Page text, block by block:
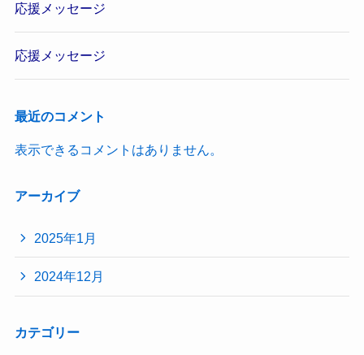
応援メッセージ
応援メッセージ
最近のコメント
表示できるコメントはありません。
アーカイブ
2025年1月
2024年12月
カテゴリー